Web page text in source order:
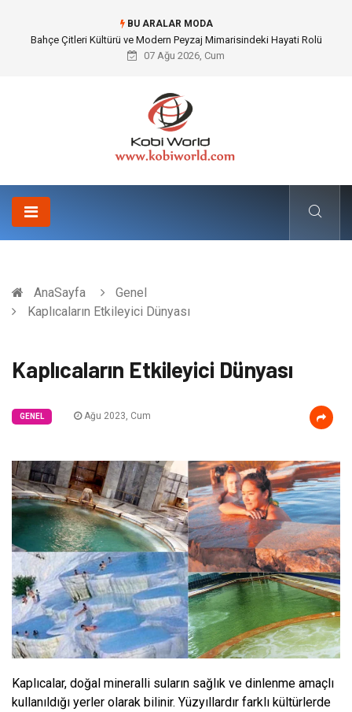
BU ARALAR MODA
Komple Tır Taşımacılığı İle Kesintisiz ve Güvenli Lojistik Çözümleri
07 Ağu 2026, Cum
AnaSayfa
Genel
Kaplıcaların Etkileyici Dünyası
Kaplıcaların Etkileyici Dünyası
GENEL Ağu 2023, Cum
Kaplıcalar, doğal mineralli suların sağlık ve dinlenme amaçlı
kullanıldığı yerler olarak bilinir. Yüzyıllardır farklı kültürlerde